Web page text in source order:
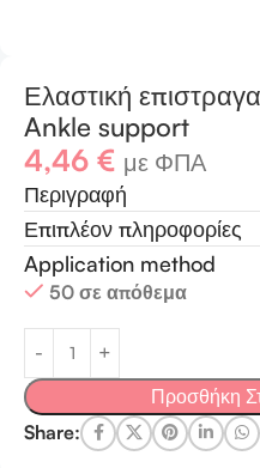
Ελαστική
Ankle support
4,46 € με ΦΠΑ
Περιγραφή
Επιπλέον πληροφορίες
Application method
50 σε απόθεμα
Προσθήκη
Share: